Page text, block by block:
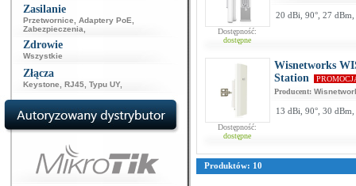
Zasilanie
Przetwornice Adaptery PoE
Zabezpieczenia
Zdrowie
Wszystkie
Złącza
Keystone RJ45 Typu UY,
Dostępność:
dostępne
20 dBi, 90°, 27
Dostępność:
dostępne
Wisnetworks
Station
Producent:
13 dBi, 90°, 30
Produktów: 10